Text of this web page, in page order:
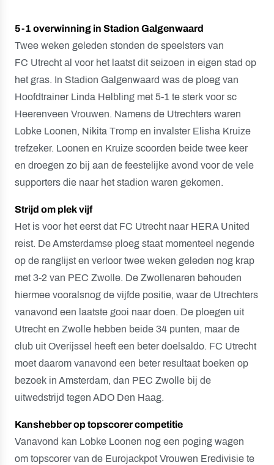
5-1 overwinning in Stadion Galgenwaard
Twee weken geleden stonden de speelsters van
FC Utrecht al voor het laatst dit seizoen in eigen stad op
het gras. In Stadion Galgenwaard was de ploeg van
Hoofdtrainer Linda Helbling met 5-1 te sterk voor sc
Heerenveen Vrouwen. Namens de Utrechters waren
Lobke Loonen, Nikita Tromp en invalster Elisha Kruize
trefzeker. Loonen en Kruize scoorden beide twee keer
en droegen zo bij aan de feestelijke avond voor de vele
supporters die naar het stadion waren gekomen.
Strijd om plek vijf
Het is voor het eerst dat FC Utrecht naar HERA United
reist. De Amsterdamse ploeg staat momenteel negende
op de ranglijst en verloor twee weken geleden nog krap
met 3-2 van PEC Zwolle. De Zwollenaren behouden
hiermee vooralsnog de vijfde positie, waar de Utrechters
vanavond een laatste gooi naar doen. De ploegen uit
Utrecht en Zwolle hebben beide 34 punten, maar de
club uit Overijssel heeft een beter doelsaldo. FC Utrecht
moet daarom vanavond een beter resultaat boeken op
bezoek in Amsterdam, dan PEC Zwolle bij de
uitwedstrijd tegen ADO Den Haag.
Kanshebber op topscorer competitie
Vanavond kan Lobke Loonen nog een poging wagen
om topscorer van de Eurojackpot Vrouwen Eredivisie te